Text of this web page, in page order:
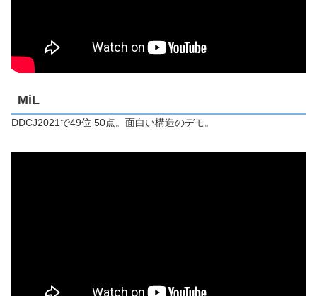
MiL
DDCJ2021で49位 50点。面白い構造のデモ。